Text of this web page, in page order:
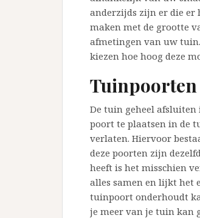
anderzijds zijn er die er
maken met de grootte
afmetingen van uw
kiezen hoe hoog deze
Tuinpoorten
De tuin geheel afsluiten
poort te plaatsen in de
verlaten. Hiervoor
deze poorten zijn
heeft is het misschien
alles samen en lijkt het
tuinpoort onderhoudt
je meer van je tuin kan